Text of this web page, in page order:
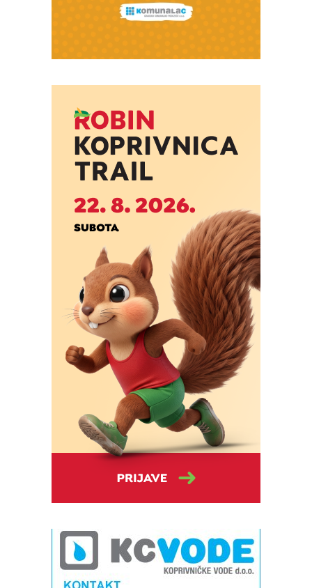
Foto: Marko Štefanov
Foto: Marko Štefanov